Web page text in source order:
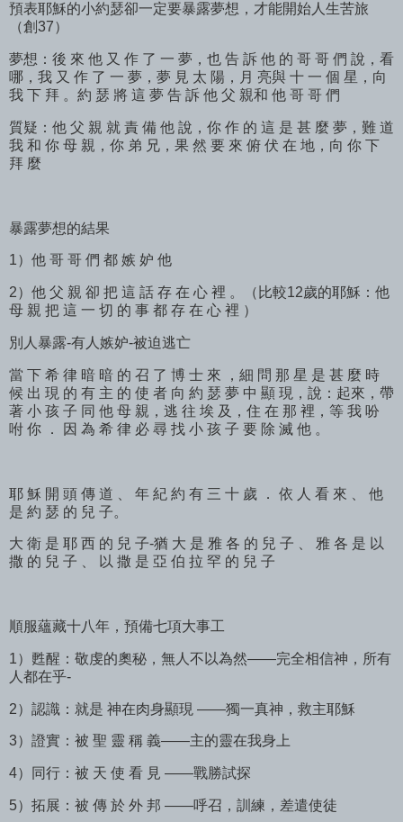
預表耶穌的小約瑟卻一定要暴露夢想，才能開始人生苦旅
（創37）
夢想：後 來 他 又 作 了 一 夢，也 告 訴 他 的 哥 哥 們 說，看
哪，我 又 作 了 一 夢，夢 見 太 陽，月 亮與 十 一 個 星，向
我 下 拜 。約 瑟 將 這 夢 告 訴 他 父 親和 他 哥 哥 們
質疑：他 父 親 就 責 備 他 說，你 作 的 這 是 甚 麼 夢，難 道
我 和 你 母 親，你 弟 兄，果 然 要 來 俯 伏 在 地，向 你 下
拜 麼
暴露夢想的結果
1）他 哥 哥 們 都 嫉 妒 他
2）他 父 親 卻 把 這 話 存 在 心 裡 。（比較12歲的耶穌：他
母 親 把 這 一 切 的 事 都 存 在 心 裡 ）
別人暴露-有人嫉妒-被迫逃亡
當 下 希 律 暗 暗 的 召 了 博 士 來 ，細 問 那 星 是 甚 麼 時
候 出 現 的 有 主 的 使 者 向 約 瑟 夢 中 顯 現，說：起來，帶
著 小 孩 子 同 他 母 親，逃 往 埃 及，住 在 那 裡，等 我 吩
咐 你 ． 因 為 希 律 必 尋 找 小 孩 子 要 除 滅 他 。
耶 穌 開 頭 傳 道 、 年 紀 約 有 三 十 歲 ． 依 人 看 來 、 他
是 約 瑟 的 兒 子。
大 衛 是 耶 西 的 兒 子-猶 大 是 雅 各 的 兒 子 、 雅 各 是 以
撒 的 兒 子 、 以 撒 是 亞 伯 拉 罕 的 兒 子
順服蘊藏十八年，預備七項大事工
1）甦醒：敬虔的奧秘，無人不以為然——完全相信神，所有
人都在乎-
2）認識：就是 神在肉身顯現 ——獨一真神，救主耶穌
3）證實：被 聖 靈 稱 義——主的靈在我身上
4）同行：被 天 使 看 見 ——戰勝試探
5）拓展：被 傳 於 外 邦 ——呼召，訓練，差遣使徒